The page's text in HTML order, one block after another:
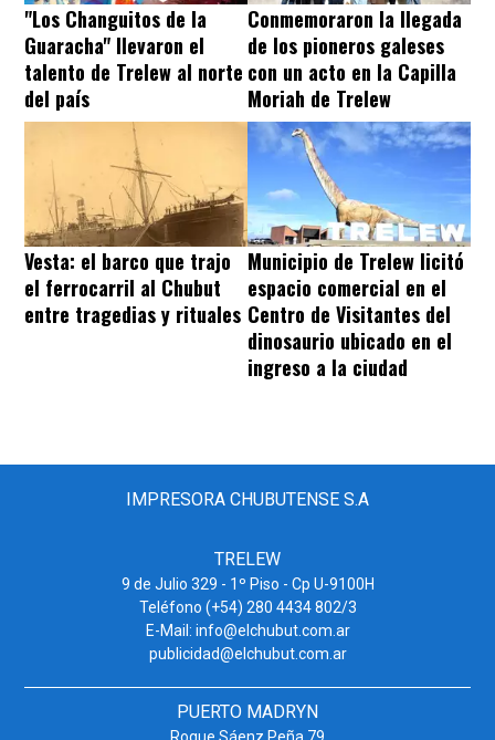
"Los Changuitos de la
Guaracha" llevaron el
talento de Trelew al norte
del país
Conmemoraron la llegada
de los pioneros galeses
con un acto en la Capilla
Moriah de Trelew
Vesta: el barco que trajo
el ferrocarril al Chubut
entre tragedias y rituales
Municipio de Trelew licitó
espacio comercial en el
Centro de Visitantes del
dinosaurio ubicado en el
ingreso a la ciudad
IMPRESORA CHUBUTENSE S.A
TRELEW
9 de Julio 329 - 1º Piso - Cp U-9100H
Teléfono (+54) 280 4434 802/3
E-Mail: info@elchubut.com.ar
publicidad@elchubut.com.ar
PUERTO MADRYN